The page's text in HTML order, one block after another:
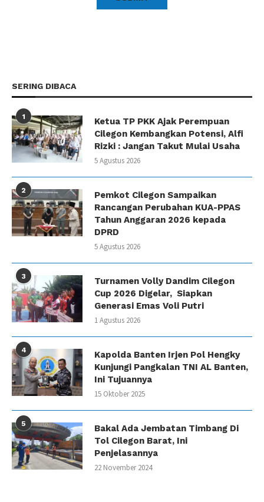
SERING DIBACA
1
Ketua TP PKK Ajak Perempuan
Cilegon Kembangkan Potensi, Alfi
Rizki : Jangan Takut Mulai Usaha
5 Agustus 2026
2
Pemkot Cilegon Sampaikan
Rancangan Perubahan KUA-PPAS
Tahun Anggaran 2026 kepada
DPRD
5 Agustus 2026
3
Turnamen Volly Dandim Cilegon
Cup 2026 Digelar, Siapkan
Generasi Emas Voli Putri
1 Agustus 2026
4
Kapolda Banten Irjen Pol Hengky
Kunjungi Pangkalan TNI AL Banten,
Ini Tujuannya
15 Oktober 2025
5
Bakal Ada Jembatan Timbang Di
Tol Cilegon Barat, Ini
Penjelasannya
22 November 2024